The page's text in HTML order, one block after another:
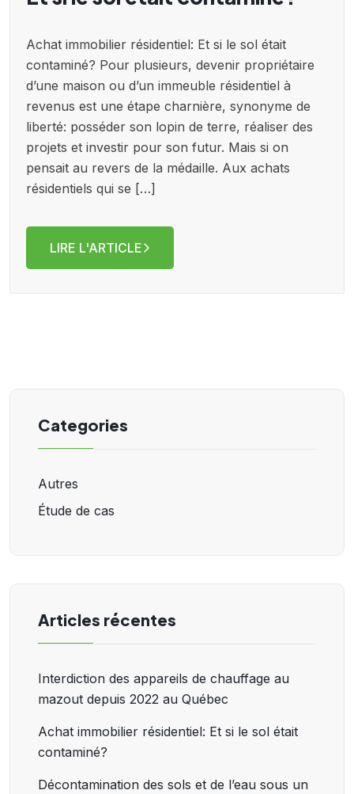
Achat immobilier résidentiel: Et si le sol était
contaminé? Pour plusieurs, devenir propriétaire
d’une maison ou d’un immeuble résidentiel à
revenus est une étape charnière, synonyme de
liberté: posséder son lopin de terre, réaliser des
projets et investir pour son futur. Mais si on
pensait au revers de la médaille. Aux achats
résidentiels qui se […]
LIRE L'ARTICLE
Categories
Autres
Étude de cas
Articles récentes
Interdiction des appareils de chauffage au
mazout depuis 2022 au Québec
Achat immobilier résidentiel: Et si le sol était
contaminé?
Décontamination des sols et de l’eau sous un